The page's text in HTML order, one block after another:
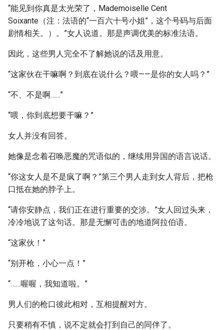
“能见到你真是太光荣了，Mademoiselle Cent
Soixante（注：法语的“一百六十号小姐”，这个号码与后面
剧情相关。）。”女人说道。那是声调优美的标准法语。
因此，这些男人完全不了解她说的话及用意。
“这家伙在干嘛啊？到底在说什么？喂——是你的女人吗？”
“不、不是啊……”
“喂，你到底想要干嘛？”
女人并没有回答。
她像是念着召唤恶魔的咒语似的，继续用异国的语言说话。
“你这女人是不是疯了啊？”第三个男人走到女人背后，把枪
口抵在她的脖子上。
“请你安静点，我们正在进行重要的交涉。”女人回过头来，
冷冷地说了这句话。那是无懈可击的地道阿拉伯语。
“这家伙！”
“别开枪，小心一点！”
“……喔喔，我知道啦。”
男人们的枪口彼此相对，互相提醒对方。
只要稍有不慎，说不定就会打到自己的同伴了。